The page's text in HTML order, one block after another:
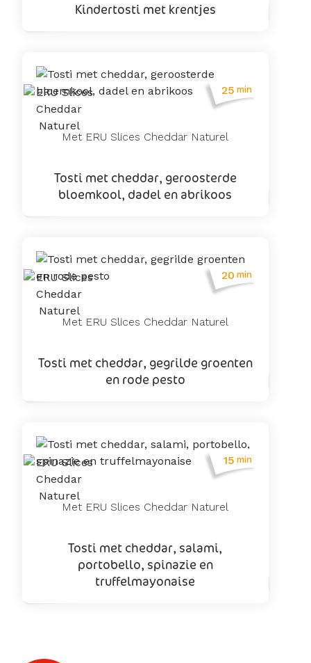
Kindertosti met krentjes
25 min
Met ERU Slices Cheddar Naturel
Tosti met cheddar, geroosterde
bloemkool, dadel en abrikoos
20 min
Met ERU Slices Cheddar Naturel
Tosti met cheddar, gegrilde groenten
en rode pesto
15 min
Met ERU Slices Cheddar Naturel
Tosti met cheddar, salami,
portobello, spinazie en
truffelmayonaise